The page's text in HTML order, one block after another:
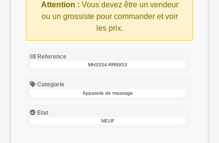
Attention : Vous devez être un vendeur
ou un grossiste pour commander et voir
les prix.
Reference
MH3334-RR8953
Categorie
Appareils de massage
Etat
NEUF